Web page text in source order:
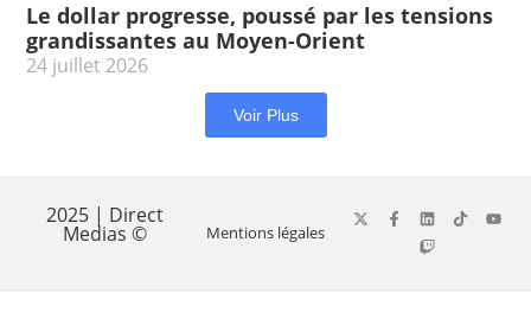
Le dollar progresse, poussé par les tensions
grandissantes au Moyen-Orient
24 juillet 2026
Voir Plus
2025 | Direct
Medias © Mentions légales